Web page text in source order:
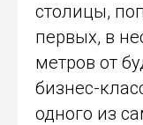
столицы,
первых, в
метров от
бизнес-
одного из